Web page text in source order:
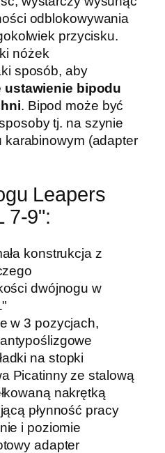
odblokowywania
przycisku.
nóżek
sposób, aby
ustawienie bipodu
. Bipod może być
tj. na szynie
karabinowym (adapter
Leapers
7-9":
konstrukcja z
dwójnogu w
w 3 pozycjach,
na stopki
Picatinny ze stalową
nakrętką
płynność pracy
i poziomie
adapter